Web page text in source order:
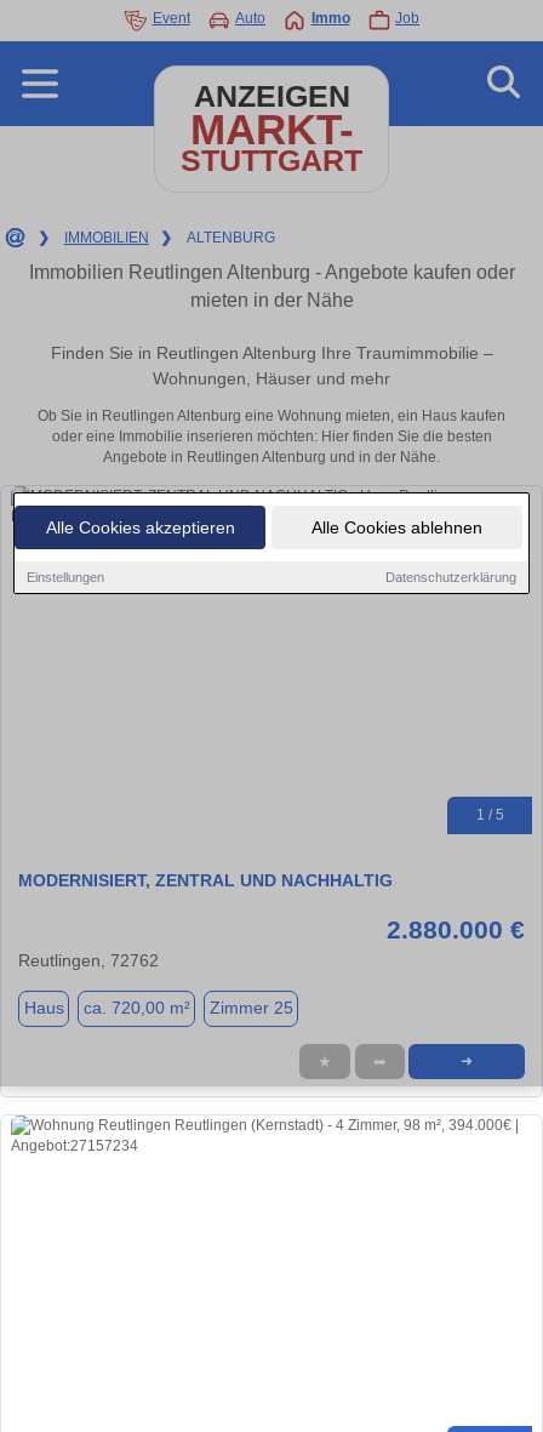
Alle Cookies akzeptieren Alle Cookies ablehnen
Einstellungen Datenschutzerklärung
Event Auto Immo Job
ANZEIGEN
MARKT-
STUTTGART
❯ IMMOBILIEN ❯ ALTENBURG
Immobilien Reutlingen Altenburg - Angebote kaufen oder
mieten in der Nähe
Finden Sie in Reutlingen Altenburg Ihre Traumimmobilie –
Wohnungen, Häuser und mehr
Ob Sie in Reutlingen Altenburg eine Wohnung mieten, ein Haus kaufen
oder eine Immobilie inserieren möchten: Hier finden Sie die besten
Angebote in Reutlingen Altenburg und in der Nähe.
1 / 5
MODERNISIERT, ZENTRAL UND NACHHALTIG
2.880.000 €
Reutlingen, 72762
Haus ca. 720,00 m² Zimmer 25
★ ➦ ➜